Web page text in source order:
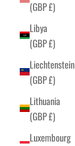
(GBP £)
Libya
(GBP £)
Liechtenstein
(GBP £)
Lithuania
(GBP £)
Luxembourg